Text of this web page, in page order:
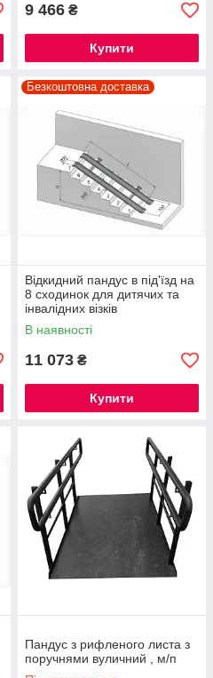
9 466 ₴
Купити
Безкоштовна доставка
Відкидний пандус в під'їзд на
8 сходинок для дитячих та
інвалідних візків
В наявності
11 073 ₴
Купити
Пандус з рифленого листа з
поручнями вуличний , м/п